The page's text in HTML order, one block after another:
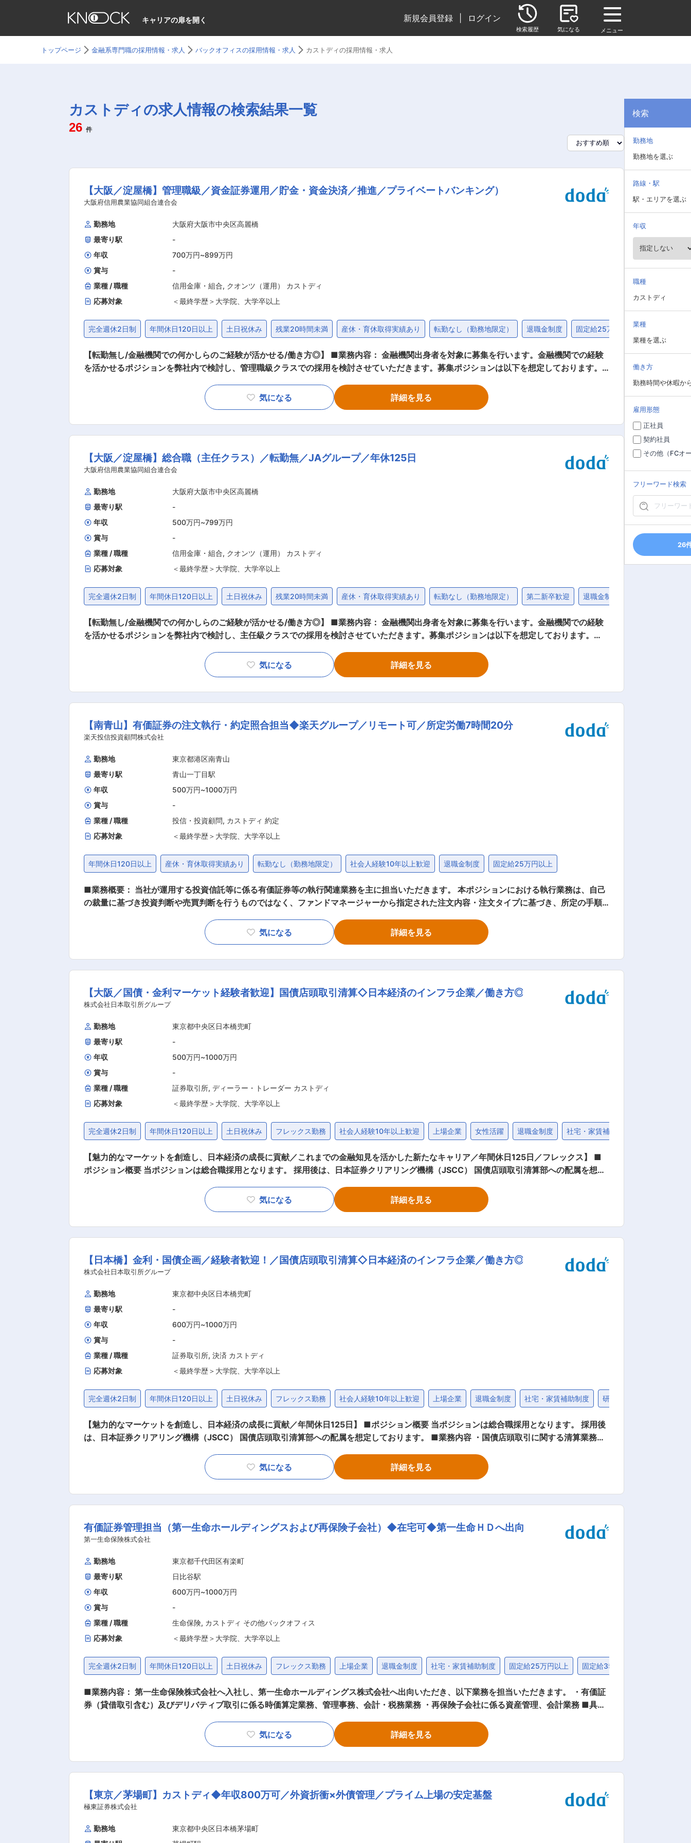
キャリアの扉を開く 新規会員登録 ログイン
検索履歴 気になる メニュー
トップページ 金融系専門職の採用情報・求人 バックオフィスの採用情報・求人 カストディの採用情報・求人
カストディの求人情報の検索結果一覧
26 件
【大阪／淀屋橋】管理職級／資金証券運用／貯金・資金決済／推進／プライベートバンキング）
大阪府信用農業協同組合連合会
勤務地
大阪府大阪市中央区高麗橋
最寄り駅
-
年収
700万円~899万円
賞与
-
業種 / 職種
信用金庫・組合, クオンツ（運用） カストディ
応募対象
＜最終学歴＞大学院、大学卒以上
完全週休2日制 年間休日120日以上 土日祝休み 残業20時間未満 産休・育休取得実績あり 転勤なし（勤務地限定） 退職金制度 固定給25万円以上
【転勤無し/金融機関での何かしらのご経験が活かせる/働き方◎】 ■業務内容： 金融機関出身者を対象に募集を行います。金融機関での経験
を活かせるポジションを弊社内で検討し、管理職級クラスでの採用を検討させていただきます。募集ポジションは以下を想定しております。
（農業融資/一般企業融資） ・資金証券業務（債券や株式等の運用） ・貯金・資金決済業務 ・推進業務（貯金・年金・ローン等の商品企画・
戦略企画・マーケティング・PR活動など） ・プライベートバンキング業務（遺言信託の受託・金融資産/相続/不動産に関するコンサル業務）
に「JAバンク大阪」としてJAと一体となって組合員や地域利用者、企業等の皆様のお役に立つ金融サービスを提供しています。 ■働く環境：
★チームで助け合う社風 時期により追いかける数字は異なりますが、数字はノルマではなく目標であり個人よりもチームで追いかけます。株
と周りが声をかける温かい社風です。 ★転勤なし 勤務地は大阪市中央区のみで、淀屋橋の本社に職員の9割が在籍しております。 ★ワークラ
イフバランス◎ 定時が9:00〜17:00、総合職の平均残業時間20h/月程度のため、基本は18時頃には帰宅可能です。また19時以降の残業には
気になる 詳細を見る
【大阪／淀屋橋】総合職（主任クラス）／転勤無／JAグループ／年休125日
大阪府信用農業協同組合連合会
勤務地
大阪府大阪市中央区高麗橋
最寄り駅
-
年収
500万円~799万円
賞与
-
業種 / 職種
信用金庫・組合, クオンツ（運用） カストディ
応募対象
＜最終学歴＞大学院、大学卒以上
完全週休2日制 年間休日120日以上 土日祝休み 残業20時間未満 産休・育休取得実績あり 転勤なし（勤務地限定） 第二新卒歓迎 退職金制度
【転勤無し/金融機関での何かしらのご経験が活かせる/働き方◎】 ■業務内容： 金融機関出身者を対象に募集を行います。金融機関での経験
を活かせるポジションを弊社内で検討し、主任級クラスでの採用を検討させていただきます。募集ポジションは以下を想定しております。
推進業務（貯金・年金・ローン等の商品企画・戦略企画・マーケティング・PR活動など） ・プライベートバンキング業務（遺言信託の受託・
金融資産/相続/不動産に関するコンサル業務） その他管理業務（会計・監査・労務管理業務）の可能性もございます。 安定した業績を維持し
金融サービスを提供しています。 ■働く環境： ★チームで助け合う社風 時期により追いかける数字は異なりますが、数字はノルマではなく目
標であり個人よりもチームで追いかけます。株式会社ではなく連合会であるため一時的な目先の売上よりも長く安定的な売上をあげることが
に職員の9割が在籍しております。 ★ワークライフバランス◎ 定時が9:00〜17:00、総合職の平均残業時間20h/月程度のため、基本は18時頃
には帰宅可能です。また19時以降の残業には申請が必要であり、大半の職員は19時までに帰宅しております。有給は16日程度取得しておりま
す。 変更の範囲：会社の定める業務
気になる 詳細を見る
【南青山】有価証券の注文執行・約定照合担当◆楽天グループ／リモート可／所定労働7時間20分
楽天投信投資顧問株式会社
勤務地
東京都港区南青山
最寄り駅
青山一丁目駅
年収
500万円~1000万円
賞与
-
業種 / 職種
投信・投資顧問, カストディ 約定
応募対象
＜最終学歴＞大学院、大学卒以上
年間休日120日以上 産休・育休取得実績あり 転勤なし（勤務地限定） 社会人経験10年以上歓迎 退職金制度 固定給25万円以上
■業務概要： 当社が運用する投資信託等に係る有価証券等の執行関連業務を主に担当いただきます。 本ポジションにおける執行業務は、自己
の裁量に基づき投資判断や売買判断を行うものではなく、ファンドマネージャーから指定された注文内容・注文タイプに基づき、所定の手順
が求められるミドルオフィス・バックオフィス寄りの業務です。執行後は、約定内容の確認、照合、関係部署・外部委託先との連携など、約
定後処理まで一貫して対応いただきます。また、必要に応じて、バックオフィス業務のサポートや、運用・管理に関連する各種事務対応にも
間、取引ルール等の確認 ◇指定された注文内容・注文タイプに基づく執行対応 ◇証券会社、銀行、カストディアン等への発注・連絡 ◇約定
内容の確認および照合処理 ◇受託銀行、証券会社、カストディアン、社内関係部署との連携 ◇ファンド・オブ・ファンズにおける投資先ファ
整備、改善、効率化への対応 ■歓迎条件： ・有価証券の約定処理、照合、決済関連業務の経験 ・投資信託、投資顧問、年金運用等に係る業務
経験 ・株式、債券、先物、為替、投資信託等に関する実務知識 ・受託銀行、証券会社、カストディアン等との業務経験 ■勤務時間補足： ・
グループ朝会開催日／週1：8:00〜16:20（7時間20分／休憩60分） ・証券HD朝会開催日／週1：8:20〜16:40（7時間20分／休憩60分） ※
気になる 詳細を見る
【大阪／国債・金利マーケット経験者歓迎】国債店頭取引清算◇日本経済のインフラ企業／働き方◎
株式会社日本取引所グループ
勤務地
東京都中央区日本橋兜町
最寄り駅
-
年収
500万円~1000万円
賞与
-
業種 / 職種
証券取引所, ディーラー・トレーダー カストディ
応募対象
＜最終学歴＞大学院、大学卒以上
完全週休2日制 年間休日120日以上 土日祝休み フレックス勤務 社会人経験10年以上歓迎 上場企業 女性活躍 退職金制度 社宅・家賃補助制度
【魅力的なマーケットを創造し、日本経済の成長に貢献／これまでの金融知見を活かした新たなキャリア／年間休日125日／フレックス】 ■
ポジション概要 当ポジションは総合職採用となります。 採用後は、日本証券クリアリング機構（JSCC） 国債店頭取引清算部への配属を想定
清算参加者等）との調整・サポート ・国債決済に係るリスク管理、担保管理、業務ルール整備 ・清算制度の改善・新サービス導入に向けた企
画立案 ・市場動向や規制変更への対応、関係省庁・外部機関との連携 ■魅力ポイント ・日本の国債市場の安定的な決済に不可欠なインフラを
添いながら、日本の国債決済の安全性を支えるプロフェッショナル集団です。 金利マーケットの経験を活かし、より広い視点で市場インフラ
気になる 詳細を見る
【日本橋】金利・国債企画／経験者歓迎！／国債店頭取引清算◇日本経済のインフラ企業／働き方◎
株式会社日本取引所グループ
勤務地
東京都中央区日本橋兜町
最寄り駅
-
年収
600万円~1000万円
賞与
-
業種 / 職種
証券取引所, 決済 カストディ
応募対象
＜最終学歴＞大学院、大学卒以上
完全週休2日制 年間休日120日以上 土日祝休み フレックス勤務 社会人経験10年以上歓迎 上場企業 退職金制度 社宅・家賃補助制度 研修制度充実
【魅力的なマーケットを創造し、日本経済の成長に貢献／年間休日125日】 ■ポジション概要 当ポジションは総合職採用となります。 採用後
は、日本証券クリアリング機構（JSCC） 国債店頭取引清算部への配属を想定しております。 ■業務内容 ・国債店頭取引に関する清算業務の
理、担保管理、業務ルール整備 ・清算制度の改善・新サービス導入に向けた企画立案 ・市場動向や規制変更への対応、関係省庁・外部機関と
ル集団です。金利マーケットの経験を活かし、より広い視点で市場インフラの改善に携わりたい方を歓迎します。 ■当社の特徴 日本取引所グ
ループは、は140年以上にわたり、一貫して日本経済の原動力としての役割を果たしてきた当時の東京証券取引所グループと大阪証券取引所が
区分の見直しなど、我が国資本市場の中核を担う立場として、市場利用者の皆様が安心してご利用いただけるような市場運営に努めるととも
に、我が国金融・資本市場の発展、経済の成長、豊かな社会の実現に貢献すべく、取り組んできました。2022年度からは、2030年までに実
現を目指す長期ビジョンとして「Target 2030」を掲げ、幅広い社会課題に対し、資金調達・資金循環機能をはじめとしたソリューションを
気になる 詳細を見る
有価証券管理担当（第一生命ホールディングスおよび再保険子会社）◆在宅可◆第一生命ＨＤへ出向
第一生命保険株式会社
勤務地
東京都千代田区有楽町
最寄り駅
日比谷駅
年収
600万円~1000万円
賞与
-
業種 / 職種
生命保険, カストディ その他バックオフィス
応募対象
＜最終学歴＞大学院、大学卒以上
完全週休2日制 年間休日120日以上 土日祝休み フレックス勤務 上場企業 退職金制度 社宅・家賃補助制度 固定給25万円以上 固定給35万円以上
■業務内容： 第一生命保険株式会社へ入社し、第一生命ホールディングス株式会社へ出向いただき、以下業務を担当いただきます。 ・有価証
券（貸借取引含む）及びデリバティブ取引に係る時価算定業務、管理事務、会計・税務業務 ・再保険子会社に係る資産管理、会計業務 ■具体
含む）及びデリバティブの時価算定に係る業務 ・有価証券（貸借取引含む）及びデリバティブの時価評価・資産査定業務、決算処理 ・有価証
券（貸借取引含む）及びデリバティブの取引に係る入出金等の管理事務、会計・税務処理 ・有価証券（貸借取引含む）及びデリバティブの規
ループ内再保険の引受を専門とする再保険子会社を2021年に設立しました。今後、グループ内再保険について更に拡大していくことを企図し
ており、再保険会社の体制整備・強化、グループ内再保険の企画・立案・推進、第一生命グループ/第一生命における再保険実務の安定実施も
けて、周囲のサポートを受けながら、自ら必要なことを考えて遂行していくことが求められます （個人） ・再保険企画グループのラインマネ
気になる 詳細を見る
【東京／茅場町】カストディ◆年収800万可／外資折衝×外債管理／プライム上場の安定基盤
極東証券株式会社
勤務地
東京都中央区日本橋茅場町
検索
勤務地
勤務地を選ぶ
路線・駅
駅・エリアを選ぶ
年収
職種
カストディ
業種
業種を選ぶ
働き方
勤務時間や休暇か
雇用形態
正社員
契約社員
その他（FCオ
フリーワード検索
26